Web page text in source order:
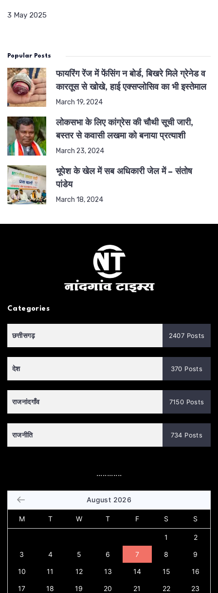
3 May 2025
Popular Posts
फायरिंग रेंज में फेंसिंग न बोर्ड, बिखरे मिले ग्रेनेड व
कारतूस से खोखे, हाई एक्सप्लोसिव का भी इस्तेमाल
March 19, 2024
लोकसभा के लिए कांग्रेस की चौथी सूची जारी,
बस्तर से कवासी लखमा को बनाया प्रत्याशी
March 23, 2024
भूपेश के खेल में सब अधिकारी जेल में – संतोष
पांडेय
March 18, 2024
Categories
छत्तीसगढ़ 2407 Posts
देश 370 Posts
राजनांदगाँव 7150 Posts
राजनीति 734 Posts
............
August 2026
M T W T F S S
1 2
3 4 5 6 7 8 9
10 11 12 13 14 15 16
17 18 19 20 21 22 23